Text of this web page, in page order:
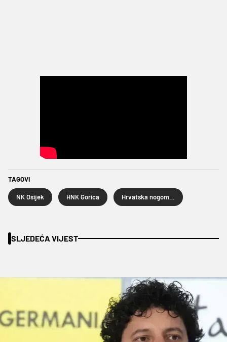
TAGOVI
NK Osijek HNK Gorica
SLJEDEĆA VIJEST